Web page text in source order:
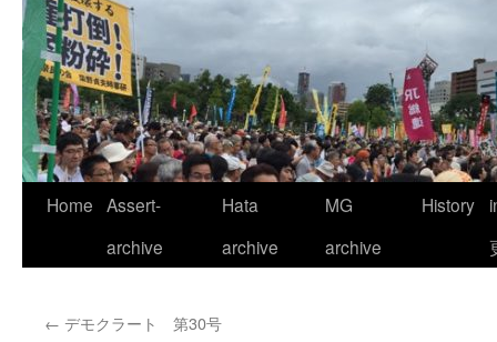
Home Assert-
archive
Hata
archive
MG
archive
History
← デモクラート 第30号